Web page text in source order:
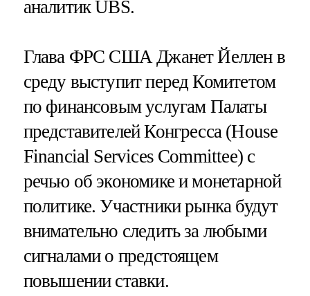
аналитик UBS.
Глава ФРС США Джанет Йеллен в
среду выступит перед Комитетом
по финансовым услугам Палаты
представителей Конгресса (House
Financial Services Committee) с
речью об экономике и монетарной
политике. Участники рынка будут
внимательно следить за любыми
сигналами о предстоящем
повышении ставки.